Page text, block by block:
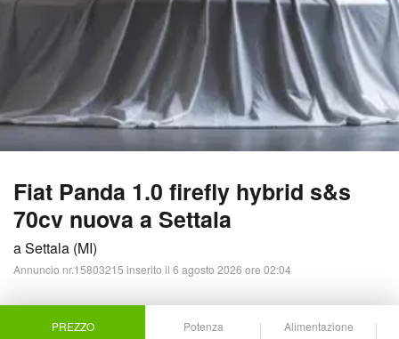
Fiat Panda 1.0 firefly hybrid s&s
70cv nuova a Settala
a Settala (MI)
Annuncio nr.15803215 inserito il 6 agosto 2026 ore 02:04
PREZZO Potenza Alimentazione